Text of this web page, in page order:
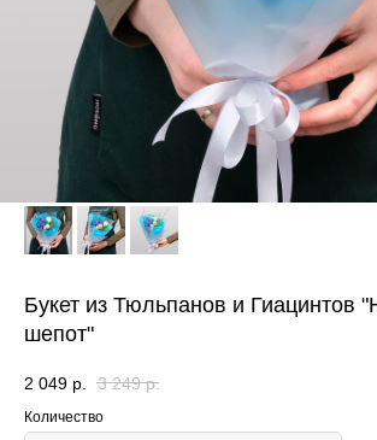
Букет из Тюльпанов и Гиацинтов
шепот"
2 049 р. 3 249 р.
Количество